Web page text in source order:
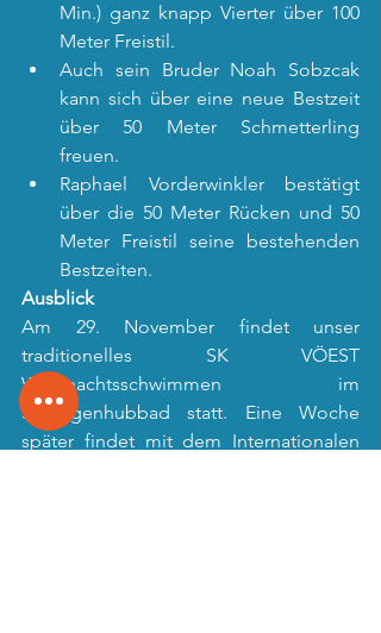
Min.) ganz knapp Vierter über 100
Meter Freistil.
Auch sein Bruder Noah Sobzcak
kann sich über eine neue Bestzeit
über 50 Meter Schmetterling
freuen.
Raphael Vorderwinkler bestätigt
über die 50 Meter Rücken und 50
Meter Freistil seine bestehenden
Bestzeiten.
Ausblick
Am 29. November findet unser
traditionelles SK VÖEST
Weihnachtsschwimmen im
Schörgenhubbad statt. Eine Woche
später findet mit dem Internationalen